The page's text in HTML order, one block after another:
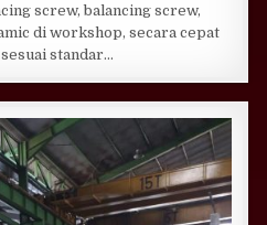
screw, balancing screw,
di workshop, secara cepat
standar…